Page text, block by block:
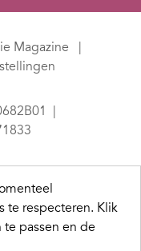
Magazine
te respecteren. Klik
te passen en de